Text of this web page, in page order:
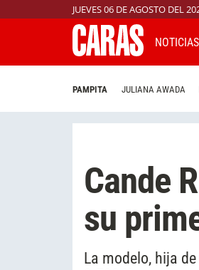
JUEVES 06 DE AGOSTO DEL
NOTICIAS
PAMPITA JULIANA AWADA
Cande
su
La modelo, hija